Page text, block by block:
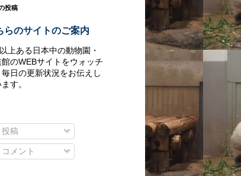
投稿
らのサイトのご案内
上ある日本中の動物園・
のWEBサイトをウォッチ
毎日の更新状況をお伝えし
す。
投稿
コメント